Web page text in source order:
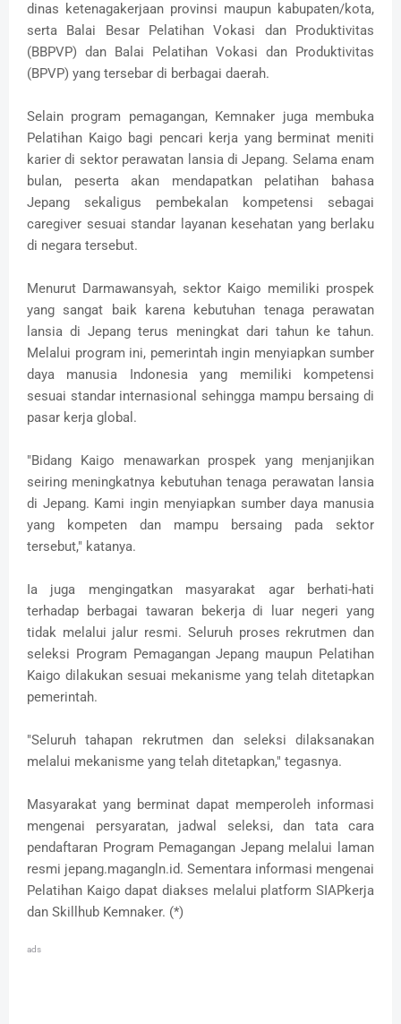
dinas ketenagakerjaan provinsi maupun kabupaten/kota,
serta Balai Besar Pelatihan Vokasi dan Produktivitas
(BBPVP) dan Balai Pelatihan Vokasi dan Produktivitas
(BPVP) yang tersebar di berbagai daerah.
Selain program pemagangan, Kemnaker juga membuka
Pelatihan Kaigo bagi pencari kerja yang berminat meniti
karier di sektor perawatan lansia di Jepang. Selama enam
bulan, peserta akan mendapatkan pelatihan bahasa
Jepang sekaligus pembekalan kompetensi sebagai
caregiver sesuai standar layanan kesehatan yang berlaku
di negara tersebut.
Menurut Darmawansyah, sektor Kaigo memiliki prospek
yang sangat baik karena kebutuhan tenaga perawatan
lansia di Jepang terus meningkat dari tahun ke tahun.
Melalui program ini, pemerintah ingin menyiapkan sumber
daya manusia Indonesia yang memiliki kompetensi
sesuai standar internasional sehingga mampu bersaing di
pasar kerja global.
"Bidang Kaigo menawarkan prospek yang menjanjikan
seiring meningkatnya kebutuhan tenaga perawatan lansia
di Jepang. Kami ingin menyiapkan sumber daya manusia
yang kompeten dan mampu bersaing pada sektor
tersebut," katanya.
Ia juga mengingatkan masyarakat agar berhati-hati
terhadap berbagai tawaran bekerja di luar negeri yang
tidak melalui jalur resmi. Seluruh proses rekrutmen dan
seleksi Program Pemagangan Jepang maupun Pelatihan
Kaigo dilakukan sesuai mekanisme yang telah ditetapkan
pemerintah.
"Seluruh tahapan rekrutmen dan seleksi dilaksanakan
melalui mekanisme yang telah ditetapkan," tegasnya.
Masyarakat yang berminat dapat memperoleh informasi
mengenai persyaratan, jadwal seleksi, dan tata cara
pendaftaran Program Pemagangan Jepang melalui laman
resmi jepang.magangln.id. Sementara informasi mengenai
Pelatihan Kaigo dapat diakses melalui platform SIAPkerja
dan Skillhub Kemnaker. (*)
ads